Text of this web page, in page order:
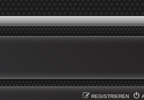
REGISTRIEREN